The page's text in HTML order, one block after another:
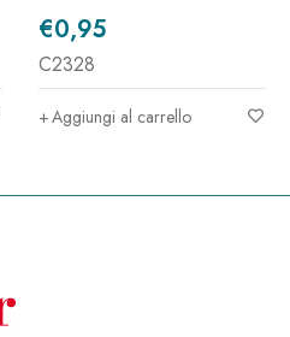
€0,95
C2328
Aggiungi al carrello